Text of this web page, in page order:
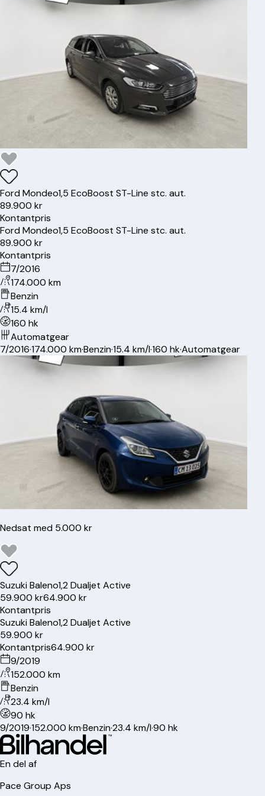
FordMondeo1,5 EcoBoost ST-Line stc. aut.
89.900 kr
Kontantpris
FordMondeo1,5 EcoBoost ST-Line stc. aut.
89.900 kr
Kontantpris
7/2016
174.000 km
Benzin
15.4 km/l
160 hk
Automatgear
7/2016·174.000 km·Benzin·15.4 km/l·160 hk·Automatgear
Nedsat med 5.000 kr
SuzukiBaleno1,2 Dualjet Active
59.900 kr64.900 kr
Kontantpris
SuzukiBaleno1,2 Dualjet Active
59.900 kr
Kontantpris64.900 kr
9/2019
152.000 km
Benzin
23.4 km/l
90 hk
9/2019·152.000 km·Benzin·23.4 km/l·90 hk
En del af
Pace Group Aps